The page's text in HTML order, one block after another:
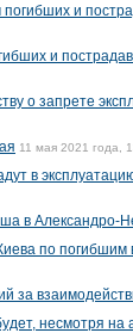
и
и
о запрете
11 мая 2021 года,
в
в Александро-
по погибшим
за
несмотря на